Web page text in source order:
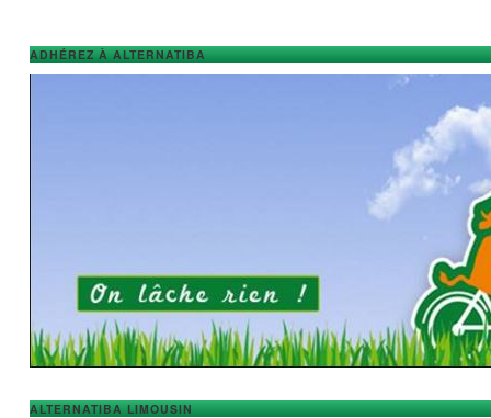
ADHÉREZ À ALTERNATIBA
ALTERNATIBA LIMOUSIN